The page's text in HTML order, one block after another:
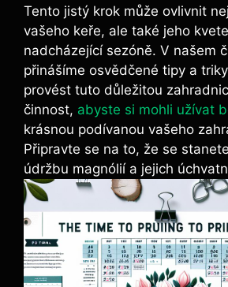
Tento jistý ⁢krok může ovlivnit
vašeho keře, ale také jeho
nadcházející⁤ sezóně. V ‍našem
přinášíme osvědčené⁣ tipy a⁣
‍provést ⁢tuto důležitou
činnost,⁤ abyste si mohli užívat
krásnou​ podívanou vašeho‍
Připravte se na to, že se
údržbu magnólií a jejich